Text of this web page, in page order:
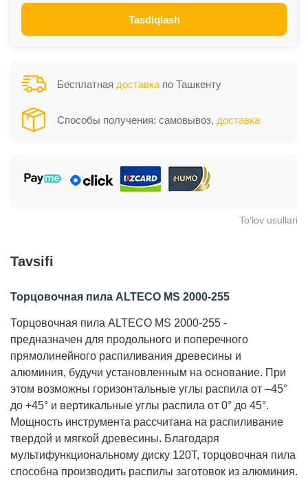
Tasdiqlash
Бесплатная доставка по Ташкенту
Способы получения: самовывоз, доставка
To‘lov usullari
Tavsifi
Торцовочная пила ALTECO MS 2000-255
Торцовочная пила ALTECO MS 2000-255 -
предназначен для продольного и поперечного
прямолинейного распиливания древесины и
алюминия, будучи установленным на основание. При
этом возможны горизонтальные углы распила от –45°
до +45° и вертикальные углы распила от 0° до 45°.
Мощность инструмента рассчитана на распиливание
твердой и мягкой древесины. Благодаря
мультифункциональному диску 120Т, торцовочная пила
способна производить распилы заготовок из алюминия.